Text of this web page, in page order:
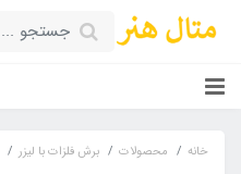
خانه محصولات برش فلزات با لیزر